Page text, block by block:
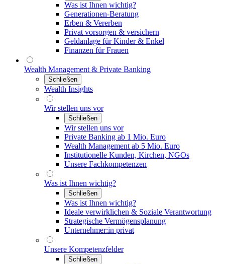
Was ist Ihnen wichtig?
Generationen-Beratung
Erben & Vererben
Privat vorsorgen & versichern
Geldanlage für Kinder & Enkel
Finanzen für Frauen
Wealth Management & Private Banking
Schließen
Wealth Insights
Wir stellen uns vor
Schließen
Wir stellen uns vor
Private Banking ab 1 Mio. Euro
Wealth Management ab 5 Mio. Euro
Institutionelle Kunden, Kirchen, NGOs
Unsere Fachkompetenzen
Was ist Ihnen wichtig?
Schließen
Was ist Ihnen wichtig?
Ideale verwirklichen & Soziale Verantwortung
Strategische Vermögensplanung
Unternehmer:in privat
Unsere Kompetenzfelder
Schließen